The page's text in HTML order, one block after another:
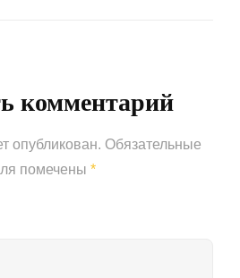
комментарий
опубликован. Обязательные
помечены *